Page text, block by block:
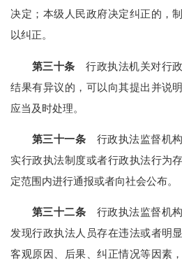
决定；本级人民政府决定纠正的，
以纠正。
第三十条 行政执法机关对行
结果有异议的，可以向其提出并说
应当及时处理。
第三十一条 行政执法监督机
实行政执法制度或者行政执法行为
定范围内进行通报或者向社会公布。
第三十二条 行政执法监督机
发现行政执法人员存在违法或者明
客观原因、后果、纠正情况等因素